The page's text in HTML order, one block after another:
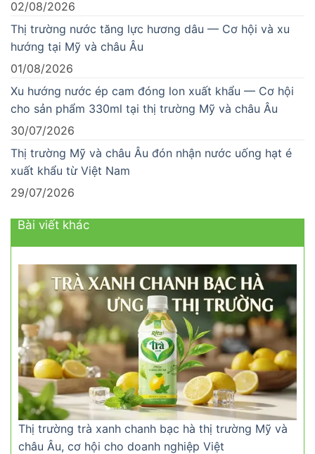
02/08/2026
Thị trường nước tăng lực hương dâu — Cơ hội và xu
hướng tại Mỹ và châu Âu
01/08/2026
Xu hướng nước ép cam đóng lon xuất khẩu — Cơ hội
cho sản phẩm 330ml tại thị trường Mỹ và châu Âu
30/07/2026
Thị trường Mỹ và châu Âu đón nhận nước uống hạt é
xuất khẩu từ Việt Nam
29/07/2026
Bài viết khác
Thị trường trà xanh chanh bạc hà thị trường Mỹ và
châu Âu, cơ hội cho doanh nghiệp Việt